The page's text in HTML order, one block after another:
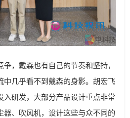
，戴森也有自己的节奏和坚持，
中几乎看不到戴森的身影。胡宏飞
入研发，大部分产品设计重点非常
器、吹风机，设计这些与众不同的